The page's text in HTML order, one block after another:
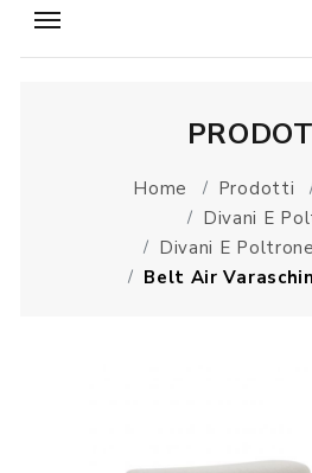
Home Prodotti
Divani E
Divani E
Belt Air